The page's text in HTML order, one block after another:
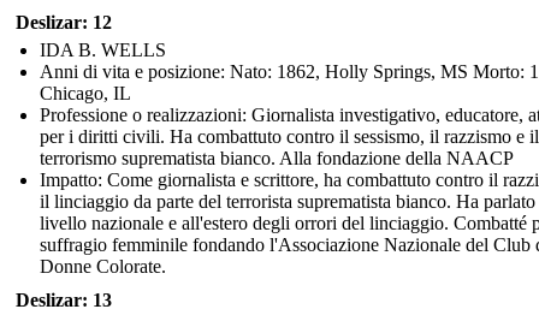
Deslizar: 12
IDA B. WELLS
Anni di vita e posizione: Nato: 1862, Holly Springs, MS Morto:
Chicago, IL
Professione o realizzazioni: Giornalista investigativo, educatore,
per i diritti civili. Ha combattuto contro il sessismo, il razzismo e il
terrorismo suprematista bianco. Alla fondazione della NAACP
Impatto: Come giornalista e scrittore, ha combattuto contro il
il linciaggio da parte del terrorista suprematista bianco. Ha parlato
livello nazionale e all'estero degli orrori del linciaggio. Combatté
suffragio femminile fondando l'Associazione Nazionale del Club
Donne Colorate.
Deslizar: 13